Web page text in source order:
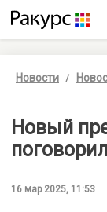
Новости
Новый
16 мар 2025, 11:53